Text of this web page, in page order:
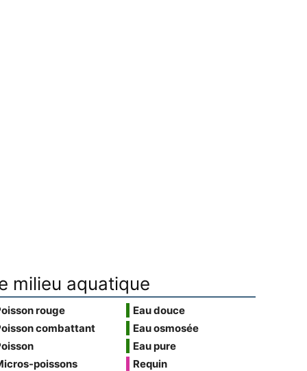
milieu aquatique
rouge
combattant
poissons
Eau douce
Eau osmosée
Eau pure
Requin